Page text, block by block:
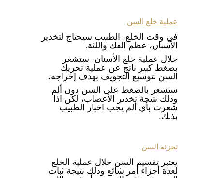
عملية خلع السن
في وقت الخلع، الطبيب سيحتاج لتخدير
الأسنان، عظم الفك واللثة.
خلال عملية خلع الأسنان، ستشعر
بضغط كبير ناتج عن عملية تحريك
السن لتوسيع التجويف بهدف إخراجه.
ستشعر بالضغط على السن دون ألم
وذلك نتيجة تخدير الأعصاب، لكن اذا
شعرت بأي ألم يجب اخبار الطبيب
بذلك.
تجزئة السن
يعتبر تقسيم السن خلال عملية الخلع
لعدة أجزاء أمر شائع وذلك نتيجة ثبات